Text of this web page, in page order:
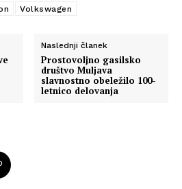
Volkswagen
Naslednji članek
Prostovoljno gasilsko
društvo Muljava
slavnostno obeležilo 100-
letnico delovanja